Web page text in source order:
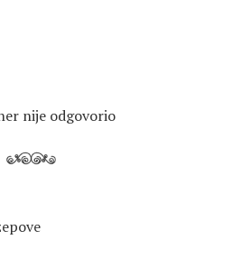
nije odgovorio